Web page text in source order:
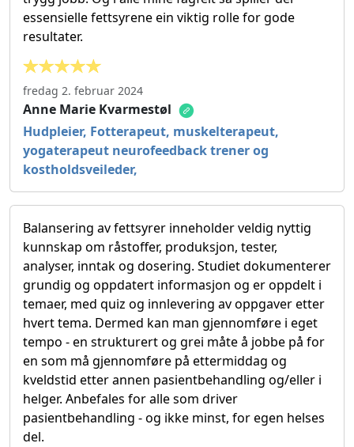
essensielle fettsyrene ein viktig rolle for gode
resultater.
fredag 2. februar 2024
Anne Marie Kvarmestøl
Hudpleier, Fotterapeut, muskelterapeut,
yogaterapeut neurofeedback trener og
kostholdsveileder,
Balansering av fettsyrer inneholder veldig nyttig
kunnskap om råstoffer, produksjon, tester,
analyser, inntak og dosering. Studiet dokumenterer
grundig og oppdatert informasjon og er oppdelt i
temaer, med quiz og innlevering av oppgaver etter
hvert tema. Dermed kan man gjennomføre i eget
tempo - en strukturert og grei måte å jobbe på for
en som må gjennomføre på ettermiddag og
kveldstid etter annen pasientbehandling og/eller i
helger. Anbefales for alle som driver
pasientbehandling - og ikke minst, for egen helses
del.